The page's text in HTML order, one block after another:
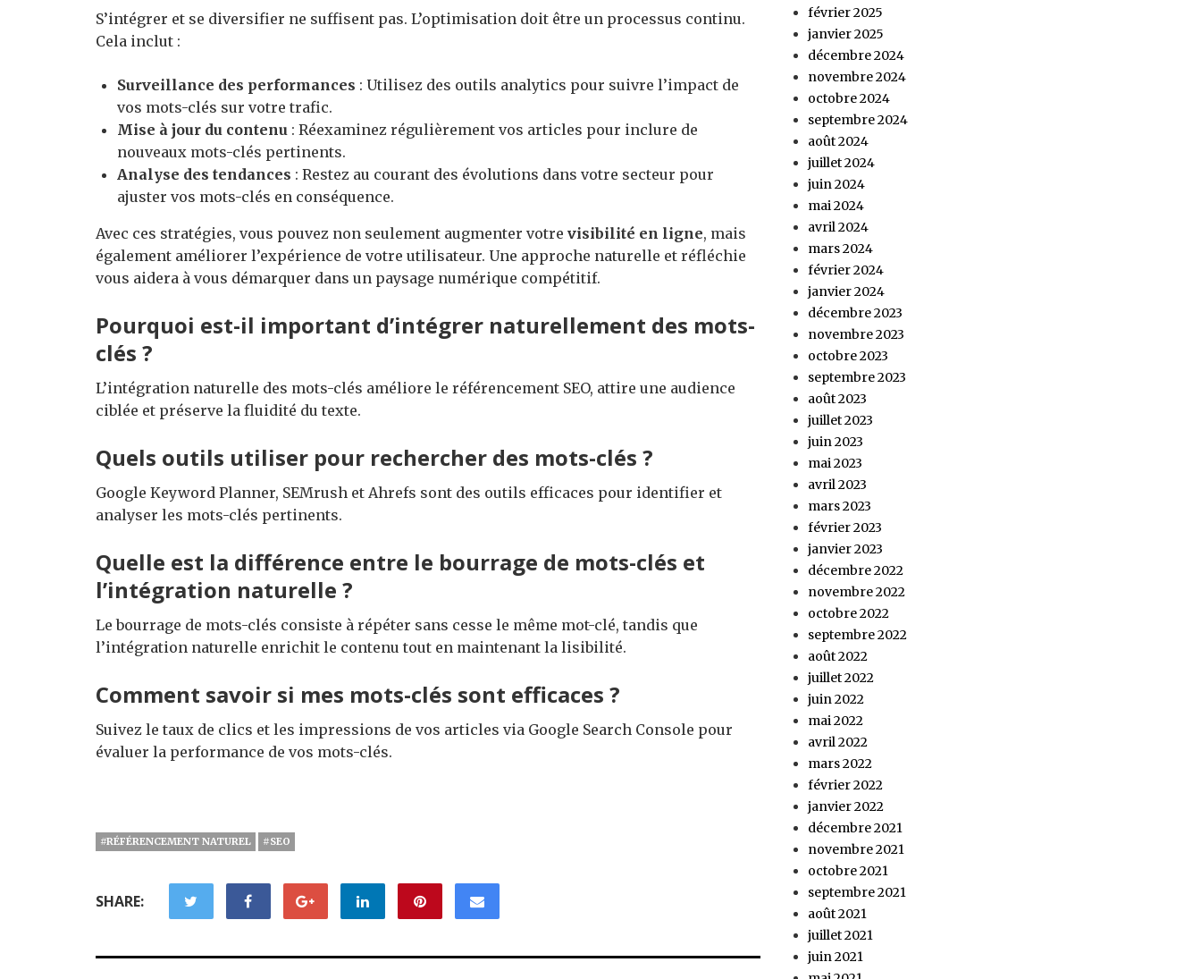
S’intégrer et se diversifier ne suffisent pas. L’optimisation doit être un processus continu.
Cela inclut :
Surveillance des performances : Utilisez des outils analytics pour suivre l’impact de
vos mots-clés sur votre trafic.
Mise à jour du contenu : Réexaminez régulièrement vos articles pour inclure de
nouveaux mots-clés pertinents.
Analyse des tendances : Restez au courant des évolutions dans votre secteur pour
ajuster vos mots-clés en conséquence.
Avec ces stratégies, vous pouvez non seulement augmenter votre visibilité en ligne, mais
également améliorer l’expérience de votre utilisateur. Une approche naturelle et réfléchie
vous aidera à vous démarquer dans un paysage numérique compétitif.
Pourquoi est-il important d’intégrer naturellement des mots-
clés ?
L’intégration naturelle des mots-clés améliore le référencement SEO, attire une audience
ciblée et préserve la fluidité du texte.
Quels outils utiliser pour rechercher des mots-clés ?
Google Keyword Planner, SEMrush et Ahrefs sont des outils efficaces pour identifier et
analyser les mots-clés pertinents.
Quelle est la différence entre le bourrage de mots-clés et
l’intégration naturelle ?
Le bourrage de mots-clés consiste à répéter sans cesse le même mot-clé, tandis que
l’intégration naturelle enrichit le contenu tout en maintenant la lisibilité.
Comment savoir si mes mots-clés sont efficaces ?
Suivez le taux de clics et les impressions de vos articles via Google Search Console pour
évaluer la performance de vos mots-clés.
#RÉFÉRENCEMENT NATUREL #SEO
SHARE:
février 2025
janvier 2025
décembre 2024
novembre 2024
octobre 2024
septembre 2024
août 2024
juillet 2024
juin 2024
mai 2024
avril 2024
mars 2024
février 2024
janvier 2024
décembre 2023
novembre 2023
octobre 2023
septembre 2023
août 2023
juillet 2023
juin 2023
mai 2023
avril 2023
mars 2023
février 2023
janvier 2023
décembre 2022
novembre 2022
octobre 2022
septembre 2022
août 2022
juillet 2022
juin 2022
mai 2022
avril 2022
mars 2022
février 2022
janvier 2022
décembre 2021
novembre 2021
octobre 2021
septembre 2021
août 2021
juillet 2021
juin 2021